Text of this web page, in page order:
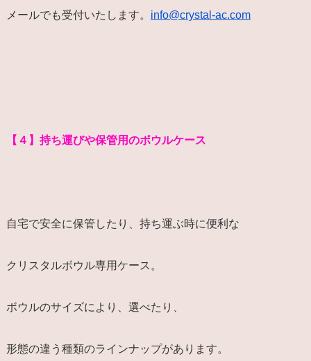
メールでも受付いたします。 info@crystal-ac.com
【４】持ち運びや保管用のボウルケース
自宅で安全に保管したり、持ち運ぶ時に便利な
クリスタルボウル専用ケース。
ボウルのサイズにより、選べたり、
形態の違う種類のラインナップがあります。